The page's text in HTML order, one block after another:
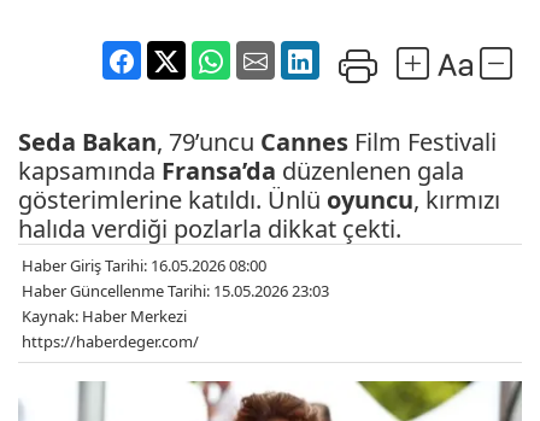
Seda Bakan, 79’uncu Cannes Film Festivali
kapsamında Fransa’da düzenlenen gala
gösterimlerine katıldı. Ünlü oyuncu, kırmızı
halıda verdiği pozlarla dikkat çekti.
Haber Giriş Tarihi: 16.05.2026 08:00
Haber Güncellenme Tarihi: 15.05.2026 23:03
Kaynak: Haber Merkezi
https://haberdeger.com/